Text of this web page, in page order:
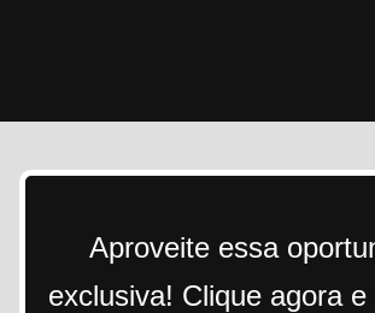
Aproveite essa
exclusiva! Clique agora